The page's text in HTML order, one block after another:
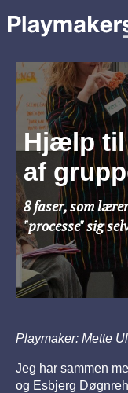
Hjælp
af
8 faser, som
"processe" sig
Playmaker: Mette
Jeg har sammen
og Esbjerg